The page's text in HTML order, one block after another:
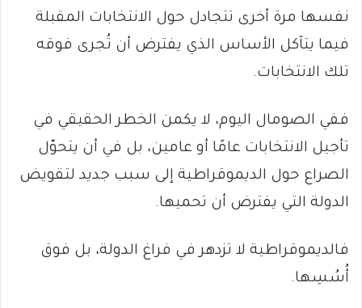
نفسها مرة أخرى تتجادل حول الانتخابات المقبلة
فيما يتآكل الأساس الذي يفترض أن تُجرى فوقه
تلك الانتخابات.
ففي الصومال اليوم، لا يكمن الخطر الحقيقي في
تأجيل الانتخابات عامًا أو عامين، بل في أن يتحوّل
الصراع حول الديموقراطية إلى سبب جديد لتقويض
الدولة التي يفترض أن تحميها.
فالديموقراطية لا تزدهر في فراغ الدولة، بل فوق
أُسُسِها.